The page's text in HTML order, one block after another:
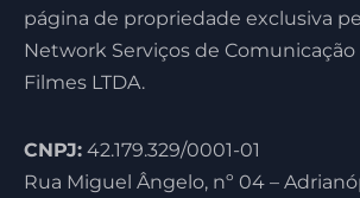
página de propriedade exclusiva
Network Serviços de
Filmes LTDA.
CNPJ: 42.179.329/0001-01
Rua Miguel Ângelo, nº 04 –